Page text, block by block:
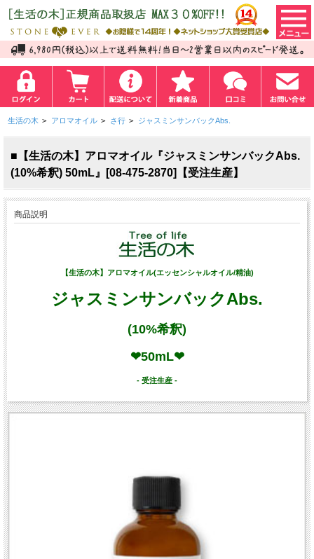
生活の木 > アロマオイル > さ行 > ジャスミンサンバックAbs.
■【生活の木】アロマオイル『ジャスミンサンバックAbs.
(10%希釈) 50mL』[08-475-2870]【受注生産】
商品説明
【生活の木】アロマオイル(エッセンシャルオイル/精油)
ジャスミンサンバックAbs.
(10%希釈)
❤50mL❤
- 受注生産 -